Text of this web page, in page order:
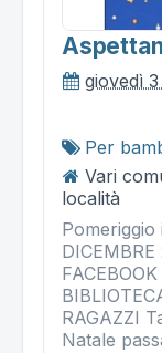
giovedì
Per
Vari
località
Pomeriggio
RAGAZZI
Natale